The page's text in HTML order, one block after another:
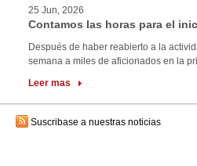
25 Jun, 2026
Contamos las horas para el
Después de haber reabierto a la
semana a miles de aficionados en la
Leer mas
Suscribase a nuestras noticias